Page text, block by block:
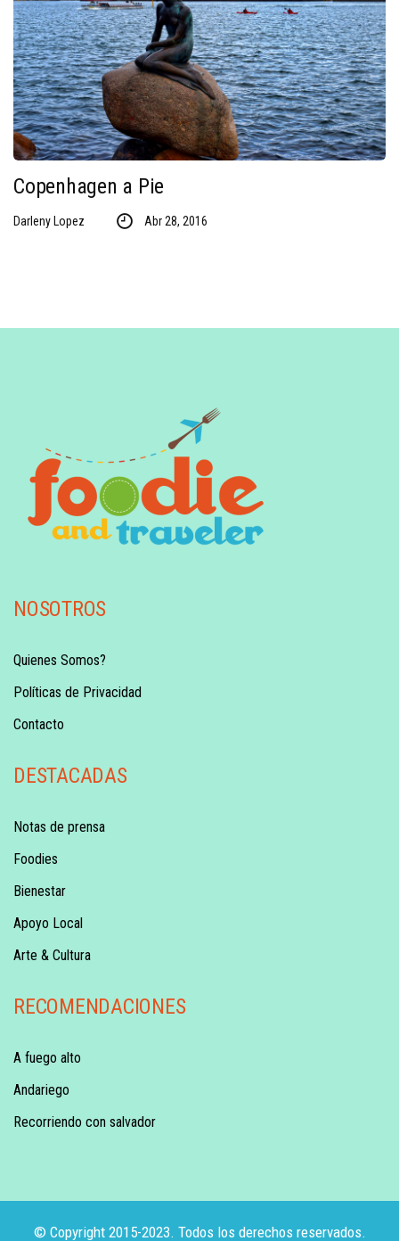
Copenhagen a Pie
Darleny Lopez Abr 28, 2016
NOSOTROS
Quienes Somos?
Políticas de Privacidad
Contacto
DESTACADAS
Notas de prensa
Foodies
Bienestar
Apoyo Local
Arte & Cultura
RECOMENDACIONES
A fuego alto
Andariego
Recorriendo con salvador
© Copyright 2015-2023. Todos los derechos reservados.